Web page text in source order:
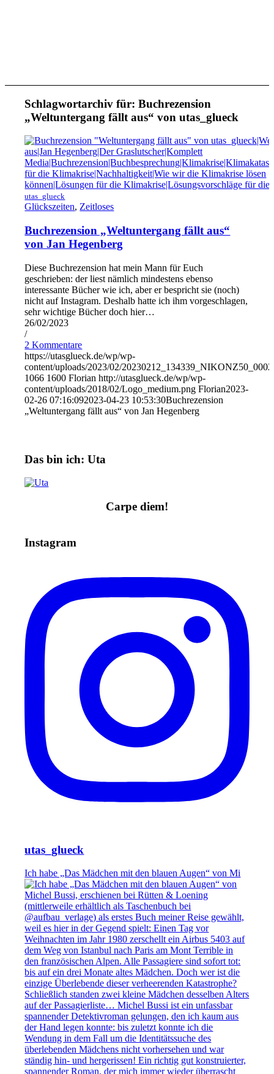
Schlagwortarchiv für:Buchrezension
„Weltuntergang fällt aus“ von utas_glueck
utas_glueck
Glückszeiten,Zeitloses
Buchrezension „Weltuntergang fällt aus“
von Jan Hegenberg
Diese Buchrezension hat mein Mann für Euch
geschrieben: der liest nämlich mindestens ebenso
interessante Bücher wie ich, aber er bespricht sie (noch)
nicht auf Instagram. Deshalb hatte ich ihm vorgeschlagen,
sehr wichtige Bücher doch hier…
26/02/2023
/
2 Kommentare
https://utasglueck.de/wp/wp-
content/uploads/2023/02/
1066 1600 Florian http://utasglueck.de/wp/wp-
content/uploads/2018/02/Logo_medium.png Florian2023-
02-26 07:16:092023-04-23 10:53:30Buchrezension
„Weltuntergang fällt aus“ von Jan Hegenberg
Das bin ich: Uta
Carpe diem!
Instagram
utas_glueck
Ich habe „Das Mädchen mit den blauen Augen“ von Mi